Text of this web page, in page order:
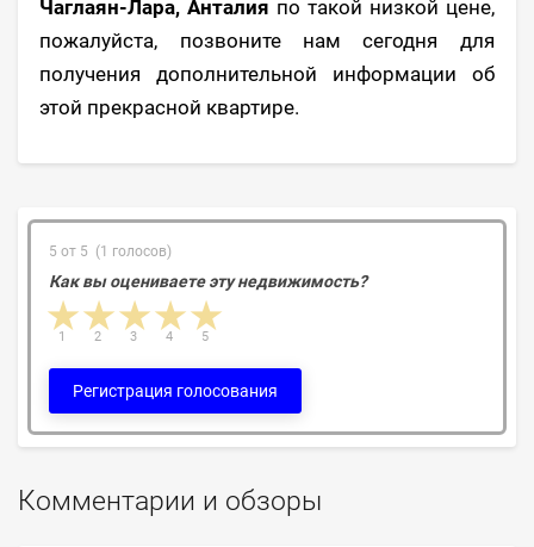
Чаглаян-Лара, Анталия по такой низкой цене,
пожалуйста, позвоните нам сегодня для
получения дополнительной информации об
этой прекрасной квартире.
5 от 5 (1 голосов)
Как вы оцениваете эту недвижимость?
4 stars
3 stars
2 stars
1 star 5
4
3
2
1
Регистрация голосования
Комментарии и обзоры